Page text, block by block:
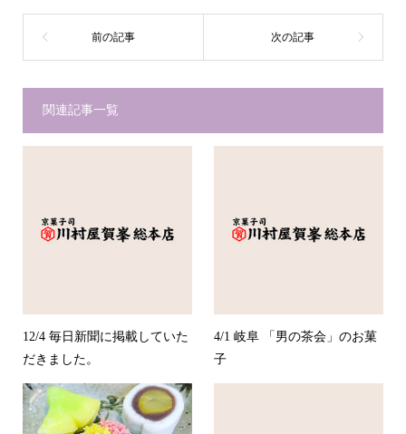
関連記事一覧
12/4 毎日新聞に掲載していた
だきました。
4/1 岐阜 「男の茶会」のお菓
子